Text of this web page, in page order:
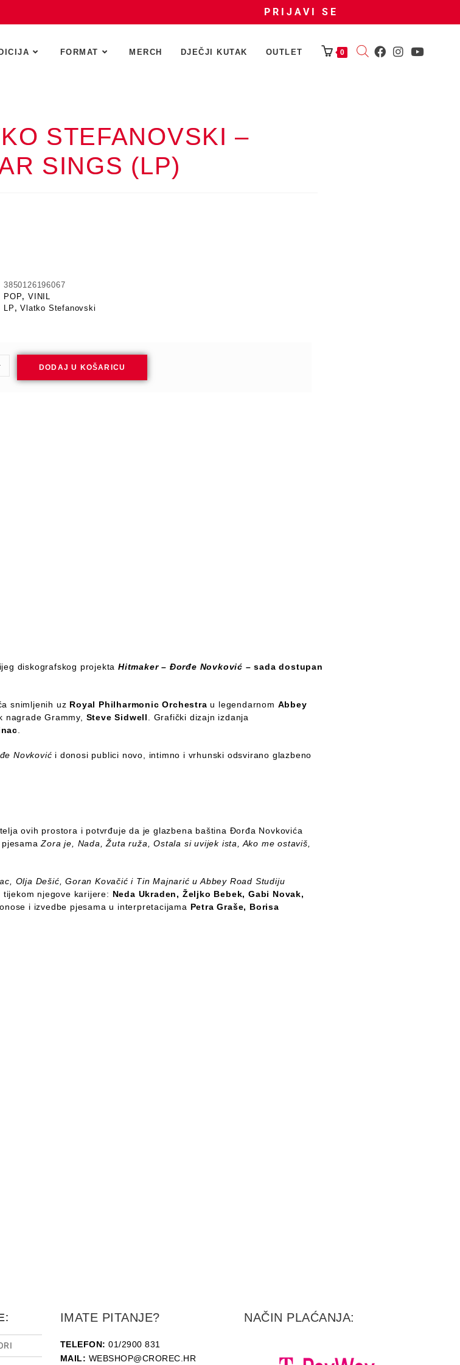
PRIJAVI SE
FORMAT MERCH DJEČJI KUTAK OUTLET 0
STEFANOVSKI –
SINGS (LP)
3850126196067
POP,VINIL
LP ,Vlatko Stefanovski
DODAJ U KOŠARICU
diskografskog projektaHitmaker – Đorđe Novković –sada dostupan
snimljenih uz Royal Philharmonic Orchestra u legendarnom Abbey
nagrade Grammy, Steve Sidwell
. Grafički dizajn izdanja
Novković i donosi publici novo, intimno i vrhunski odsvirano glazbeno
ovih prostora i potvrđuje da je glazbena baština Đorđa Novkovića
pjesamaZora je, Nada, Žuta ruža, Ostala si uvijek ista, Ako me ostaviš,
Olja Dešić, Goran Kovačić i Tin Majnarić u Abbey Road Studiju
njegove karijere: Neda Ukraden, Željko Bebek, Gabi Novak,
i izvedbe pjesama u interpretacijama Petra Graše, Borisa
IMATE PITANJE?
TELEFON: 01/2900 831
MAIL: WEBSHOP@CROREC.HR
NAČIN PLAĆANJA: